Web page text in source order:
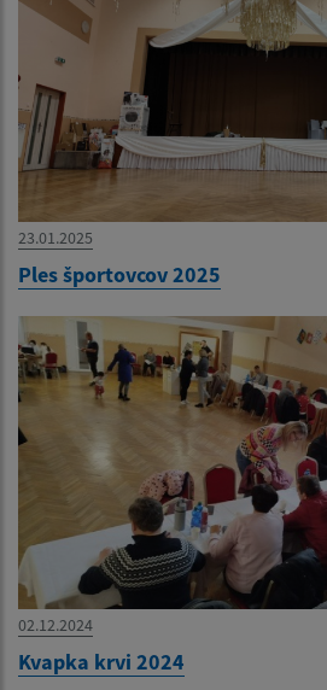
23.01.2025
Ples športovcov 2025
02.12.2024
Kvapka krvi 2024